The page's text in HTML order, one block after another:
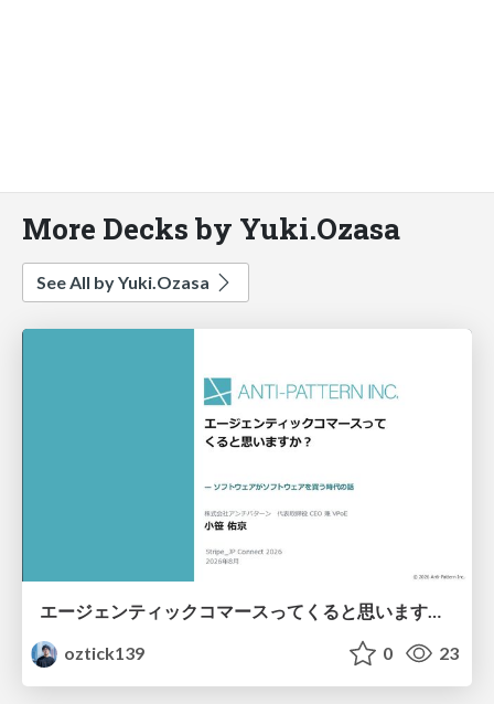
More Decks by Yuki.Ozasa
See All by Yuki.Ozasa
エージェンティックコマースってくると思いますか？ / Do you think agent commerce will become popular?
oztick139
0 23